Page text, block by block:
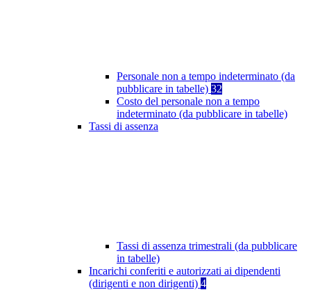
Personale non a tempo indeterminato (da
pubblicare in tabelle) 32
Costo del personale non a tempo
indeterminato (da pubblicare in tabelle)
Tassi di assenza
Tassi di assenza trimestrali (da pubblicare
in tabelle)
Incarichi conferiti e autorizzati ai dipendenti
(dirigenti e non dirigenti) 4